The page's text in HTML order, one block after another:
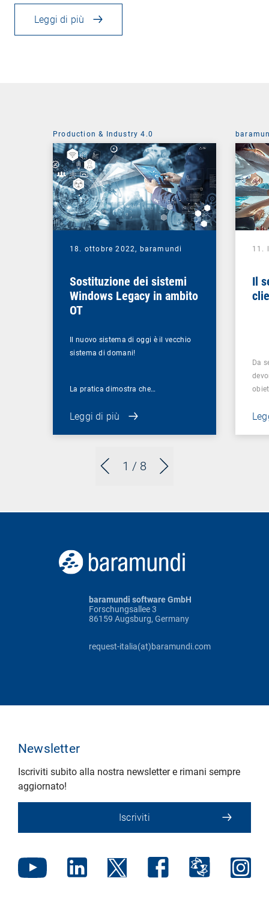
Leggi di più
1 / 8
Production & Industry 4.0
18. ottobre 2022, baramundi
Sostituzione dei sistemi
Windows Legacy in ambito
OT
Il nuovo sistema di oggi è il vecchio
sistema di domani!
La pratica dimostra che…
Leggi di più
11.
Il
Da
baramundi software GmbH
Forschungsallee 3
86159 Augsburg, Germany
request-italia(at)baramundi.com
Newsletter
Iscriviti subito alla nostra newsletter e rimani sempre
aggiornato!
Iscriviti